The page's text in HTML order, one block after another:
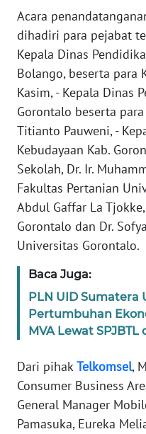
Acara
dihadiri para pejabat
Kepala Dinas
Bolango, beserta para
Kasim, - Kepala Dinas
Gorontalo beserta
Titianto Pauweni, -
Kebudayaan Kab.
Sekolah, Dr. Ir.
Fakultas Pertanian
Abdul Gaffar La
Gorontalo dan Dr.
Universitas Gorontalo.
Baca Juga:
PLN UID Sumatera
Pertumbuhan
MVA Lewat SPJBTL
Dari pihakTelkomsel,
Consumer Business
General Manager
Pamasuka, Eureka
WN
BANTEN
WN
NTT
WN
KEPRI
PAPUA
WN
PAPUA
WN
RIAU
SERAMBI
WN
JAMBI